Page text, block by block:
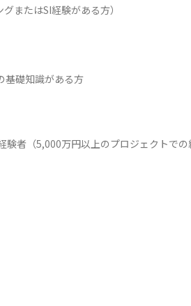
またはSI経験がある方）
基礎知識がある方
験者（5,000万円以上のプロジェクトで